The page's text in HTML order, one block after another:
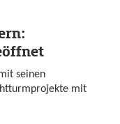
seinen
mit